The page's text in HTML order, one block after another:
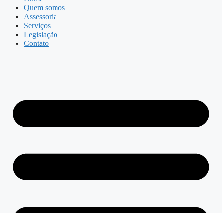
Quem somos
Assessoria
Serviços
Legislação
Contato